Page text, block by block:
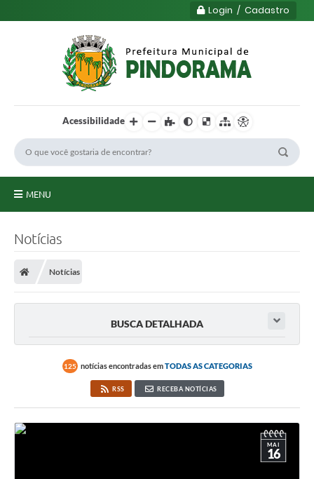
Login / Cadastro
Acessibilidade
MENU
Notícias
Notícias
BUSCA DETALHADA
125 notícias encontradas emTODAS AS CATEGORIAS
RSS RECEBA NOTÍCIAS
MAI
16